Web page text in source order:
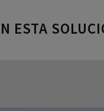
ESTA